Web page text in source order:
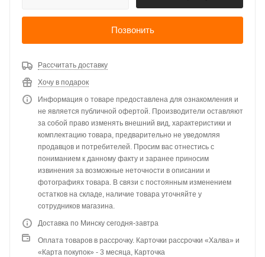
Позвонить
Рассчитать доставку
Хочу в подарок
Информация о товаре предоставлена для ознакомления и
не является публичной офертой. Производители оставляют
за собой право изменять внешний вид, характеристики и
комплектацию товара, предварительно не уведомляя
продавцов и потребителей. Просим вас отнестись с
пониманием к данному факту и заранее приносим
извинения за возможные неточности в описании и
фотографиях товара. В связи с постоянным изменением
остатков на складе, наличие товара уточняйте у
сотрудников магазина.
Доставка по Минску сегодня-завтра
Оплата товаров в рассрочку. Карточки рассрочки «Халва» и
«Карта покупок» - 3 месяца, Карточка